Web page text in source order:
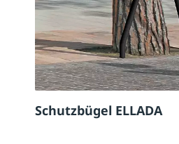
Schutzbügel ELLADA